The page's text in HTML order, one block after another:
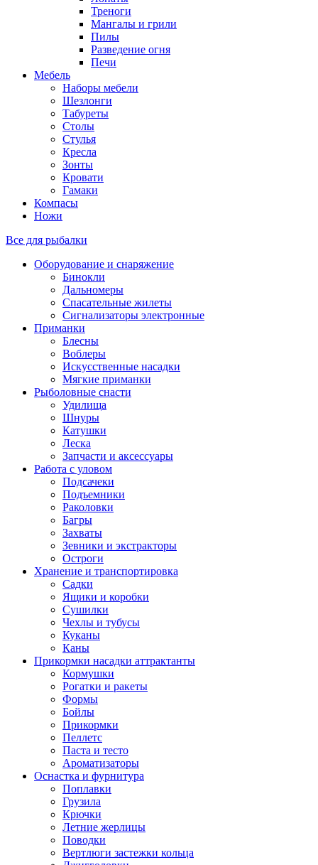
Треноги
Мангалы и грили
Пилы
Разведение огня
Печи
Мебель
Наборы мебели
Шезлонги
Табуреты
Столы
Стулья
Кресла
Зонты
Кровати
Гамаки
Компасы
Ножи
Все для рыбалки
Оборудование и снаряжение
Бинокли
Дальномеры
Спасательные жилеты
Сигнализаторы электронные
Приманки
Блесны
Воблеры
Искусственные насадки
Мягкие приманки
Рыболовные снасти
Удилища
Шнуры
Катушки
Леска
Запчасти и аксессуары
Работа с уловом
Подсачеки
Подъемники
Раколовки
Багры
Захваты
Зевники и экстракторы
Остроги
Хранение и транспортировка
Садки
Ящики и коробки
Сушилки
Чехлы и тубусы
Куканы
Каны
Прикормки насадки аттрактанты
Кормушки
Рогатки и ракеты
Формы
Бойлы
Прикормки
Пеллетс
Паста и тесто
Ароматизаторы
Оснастка и фурнитура
Поплавки
Грузила
Крючки
Летние жерлицы
Поводки
Вертлюги застежки кольца